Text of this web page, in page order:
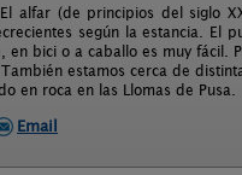
alfar (de principios del siglo
según la estancia. El
bici o a caballo es muy fácil.
estamos cerca de
en roca en las Llomas de Pusa.
Email